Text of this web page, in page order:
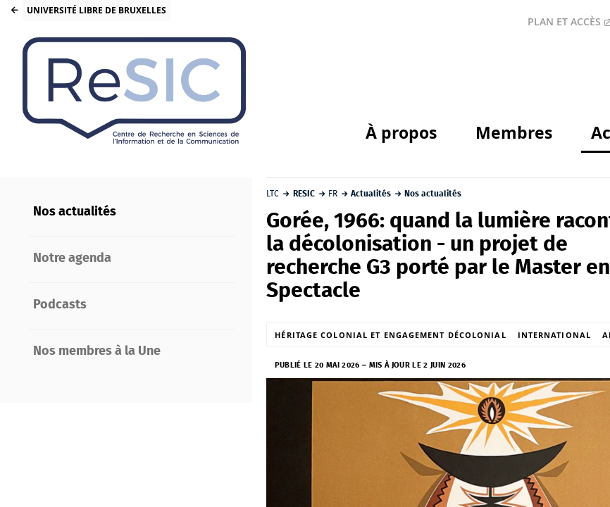
UNIVERSITÉ LIBRE DE BRUXELLES
PLAN ET ACCÈS
À propos Membres
Nos actualités
Notre agenda
Podcasts
Nos membres à la Une
LTC RESIC FR Actualités Nos actualités
Gorée, 1966: quand la lumière
la décolonisation - un projet de
recherche G3 porté par le Master
Spectacle
HÉRITAGE COLONIAL ET ENGAGEMENT DÉCOLONIAL INTERNATIONAL
PUBLIÉ LE 20 MAI 2026 – MIS À JOUR LE 2 JUIN 2026